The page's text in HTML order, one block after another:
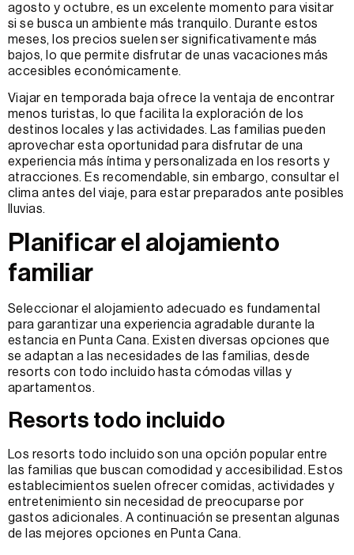
agosto y octubre, es un excelente momento para visitar
si se busca un ambiente más tranquilo. Durante estos
meses, los precios suelen ser significativamente más
bajos, lo que permite disfrutar de unas vacaciones más
accesibles económicamente.
Viajar en temporada baja ofrece la ventaja de encontrar
menos turistas, lo que facilita la exploración de los
destinos locales y las actividades. Las familias pueden
aprovechar esta oportunidad para disfrutar de una
experiencia más íntima y personalizada en los resorts y
atracciones. Es recomendable, sin embargo, consultar el
clima antes del viaje, para estar preparados ante posibles
lluvias.
Planificar el alojamiento
familiar
Seleccionar el alojamiento adecuado es fundamental
para garantizar una experiencia agradable durante la
estancia en Punta Cana. Existen diversas opciones que
se adaptan a las necesidades de las familias, desde
resorts con todo incluido hasta cómodas villas y
apartamentos.
Resorts todo incluido
Los resorts todo incluido son una opción popular entre
las familias que buscan comodidad y accesibilidad. Estos
establecimientos suelen ofrecer comidas, actividades y
entretenimiento sin necesidad de preocuparse por
gastos adicionales. A continuación se presentan algunas
de las mejores opciones en Punta Cana.